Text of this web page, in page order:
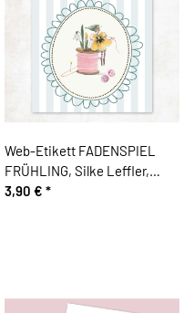
Web-Etikett FADENSPIEL
FRÜHLING, Silke Leffler,
Acufactum
3,90 € *